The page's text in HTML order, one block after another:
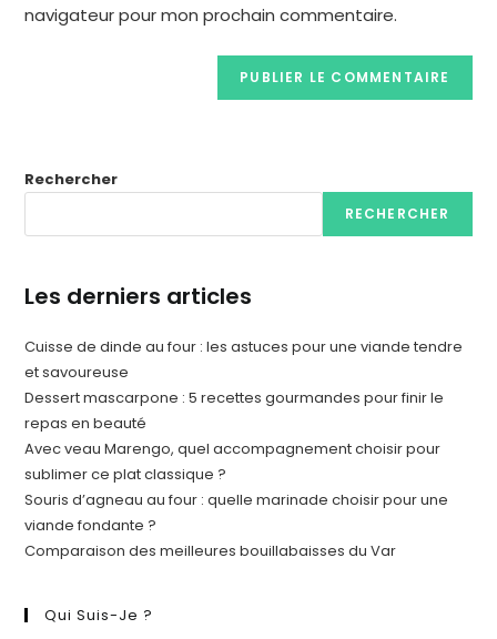
navigateur pour mon prochain commentaire.
Rechercher
RECHERCHER
Les derniers articles
Cuisse de dinde au four : les astuces pour une viande tendre
et savoureuse
Dessert mascarpone : 5 recettes gourmandes pour finir le
repas en beauté
Avec veau Marengo, quel accompagnement choisir pour
sublimer ce plat classique ?
Souris d’agneau au four : quelle marinade choisir pour une
viande fondante ?
Comparaison des meilleures bouillabaisses du Var
Qui Suis-Je ?